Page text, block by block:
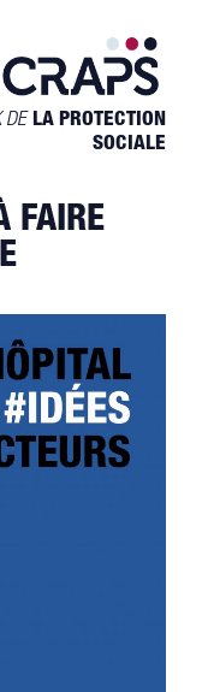
DE LA PROTECTION
SOCIALE
FAIRE